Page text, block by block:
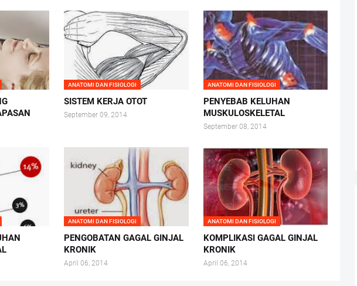
ANATOMI DAN FISIOLOGI
SISTEM KERJA OTOT
September 09, 2014
ANATOMI DAN FISIOLOGI
PENYEBAB KELUHAN
MUSKULOSKELETAL
September 08, 2014
ANATOMI DAN FISIOLOGI
PENGOBATAN GAGAL GINJAL
KRONIK
April 06, 2014
ANATOMI DAN FISIOLOGI
KOMPLIKASI GAGAL GINJAL
KRONIK
April 06, 2014